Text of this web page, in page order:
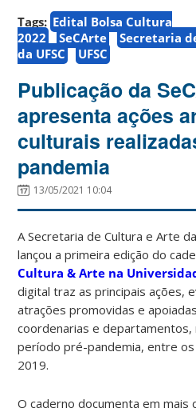
Tags: Edital Bolsa Cultura
2022
SeCArte
Secretaria
da UFSC
UFSC
Publicação da
apresenta ações
culturais
pandemia
13/05/2021 10:04
A Secretaria de Cultura e Arte
lançou a primeira edição do
Cultura & Arte na
digital traz as principais ações,
atrações promovidas e
coordenarias e departamentos,
período pré-pandemia, entre
2019.
O caderno documenta em mais